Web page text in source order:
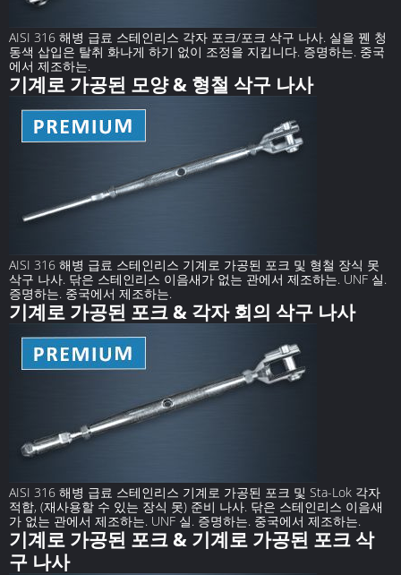
AISI 316 해병 급료 스테인리스 각자 포크/포크 삭구 나사. 실을 꿴 청
동색 삽입은 탈취 화나게 하기 없이 조정을 지킵니다. 증명하는. 중국
에서 제조하는.
기계로 가공된 모양 & 형철 삭구 나사
AISI 316 해병 급료 스테인리스 기계로 가공된 포크 및 형철 장식 못
삭구 나사. 닦은 스테인리스 이음새가 없는 관에서 제조하는. UNF 실.
증명하는. 중국에서 제조하는.
기계로 가공된 포크 & 각자 회의 삭구 나사
AISI 316 해병 급료 스테인리스 기계로 가공된 포크 및 Sta-Lok 각자
적합, (재사용할 수 있는 장식 못) 준비 나사. 닦은 스테인리스 이음새
가 없는 관에서 제조하는. UNF 실. 증명하는. 중국에서 제조하는.
기계로 가공된 포크 & 기계로 가공된 포크 삭
구 나사